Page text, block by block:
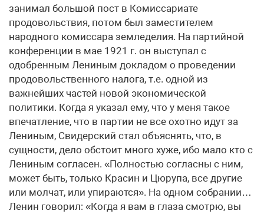
занимал большой пост в Комиссариате
продовольствия, потом был заместителем
народного комиссара земледелия. На партийной
конференции в мае 1921 г. он выступал с
одобренным Лениным докладом о проведении
продовольственного налога, т.е. одной из
важнейших частей новой экономической
политики. Когда я указал ему, что у меня такое
впечатление, что в партии не все охотно идут за
Лениным, Свидерский стал объяснять, что, в
сущности, дело обстоит много хуже, ибо мало кто с
Лениным согласен. «Полностью согласны с ним,
может быть, только Красин и Цюрупа, все другие
или молчат, или упираются». На одном собрании…
Ленин говорил: «Когда я вам в глаза смотрю, вы